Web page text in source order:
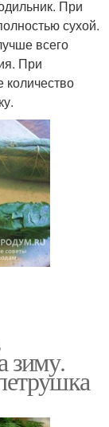
При
сухой.
всего
При
количество
зиму.